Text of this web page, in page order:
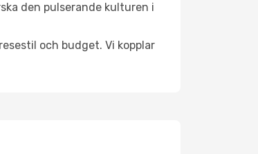
den pulserande kulturen i
och budget. Vi kopplar